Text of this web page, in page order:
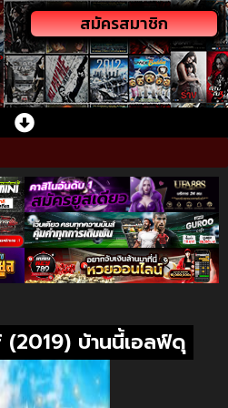
สมัครสมาชิก
บ้านนี้เอลฟ์ดุ